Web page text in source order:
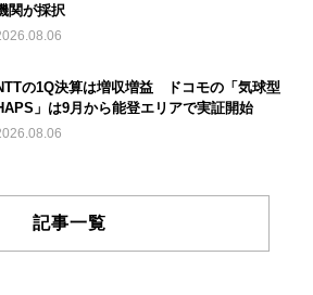
関が採択
の1Q決算は増収増益 ドコモの「気球型
」は9月から能登エリアで実証開始
記事一覧